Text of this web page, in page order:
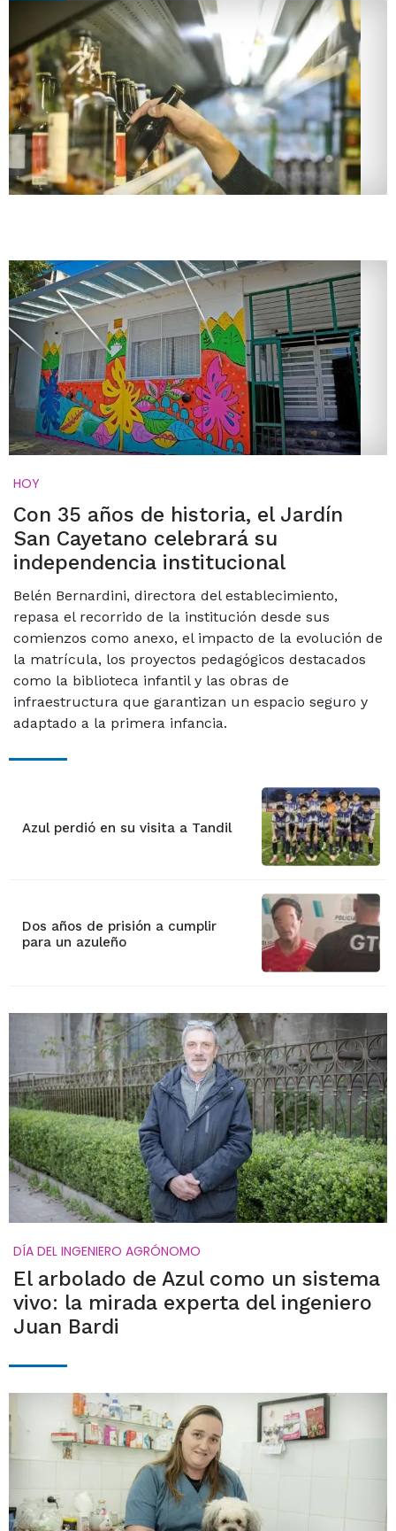
HOY
Con 35 años de historia, el Jardín
San Cayetano celebrará su
independencia institucional
Belén Bernardini, directora del establecimiento,
repasa el recorrido de la institución desde sus
comienzos como anexo, el impacto de la evolución de
la matrícula, los proyectos pedagógicos destacados
como la biblioteca infantil y las obras de
infraestructura que garantizan un espacio seguro y
adaptado a la primera infancia.
Azul perdió en su visita a Tandil
Dos años de prisión a cumplir
para un azuleño
DÍA DEL INGENIERO AGRÓNOMO
El arbolado de Azul como un sistema
vivo: la mirada experta del ingeniero
Juan Bardi